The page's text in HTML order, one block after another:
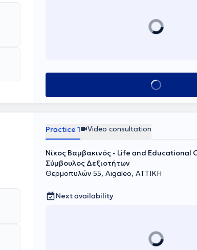
Book appointment
Practice 1 Video consultation
Νίκος Βαμβακινός - Life and Educational
Σύμβουλος Δεξιοτήτων
Θερμοπυλών 55, Aigaleo, ΑΤΤΙΚΗ
Next availability